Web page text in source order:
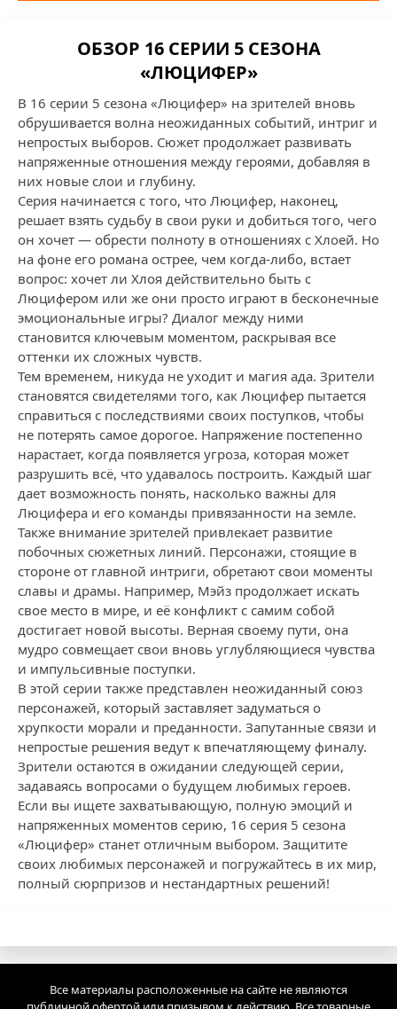
ОБЗОР 16 СЕРИИ 5 СЕЗОНА
«ЛЮЦИФЕР»
В 16 серии 5 сезона «Люцифер» на зрителей вновь
обрушивается волна неожиданных событий, интриг и
непростых выборов. Сюжет продолжает развивать
напряженные отношения между героями, добавляя в
них новые слои и глубину.
Серия начинается с того, что Люцифер, наконец,
решает взять судьбу в свои руки и добиться того, чего
он хочет — обрести полноту в отношениях с Хлоей. Но
на фоне его романа острее, чем когда-либо, встает
вопрос: хочет ли Хлоя действительно быть с
Люцифером или же они просто играют в бесконечные
эмоциональные игры? Диалог между ними
становится ключевым моментом, раскрывая все
оттенки их сложных чувств.
Тем временем, никуда не уходит и магия ада. Зрители
становятся свидетелями того, как Люцифер пытается
справиться с последствиями своих поступков, чтобы
не потерять самое дорогое. Напряжение постепенно
нарастает, когда появляется угроза, которая может
разрушить всё, что удавалось построить. Каждый шаг
дает возможность понять, насколько важны для
Люцифера и его команды привязанности на земле.
Также внимание зрителей привлекает развитие
побочных сюжетных линий. Персонажи, стоящие в
стороне от главной интриги, обретают свои моменты
славы и драмы. Например, Мэйз продолжает искать
свое место в мире, и её конфликт с самим собой
достигает новой высоты. Верная своему пути, она
мудро совмещает свои вновь углубляющиеся чувства
и импульсивные поступки.
В этой серии также представлен неожиданный союз
персонажей, который заставляет задуматься о
хрупкости морали и преданности. Запутанные связи и
непростые решения ведут к впечатляющему финалу.
Зрители остаются в ожидании следующей серии,
задаваясь вопросами о будущем любимых героев.
Если вы ищете захватывающую, полную эмоций и
напряженных моментов серию, 16 серия 5 сезона
«Люцифер» станет отличным выбором. Защитите
своих любимых персонажей и погружайтесь в их мир,
полный сюрпризов и нестандартных решений!
Все материалы расположенные на сайте не являются